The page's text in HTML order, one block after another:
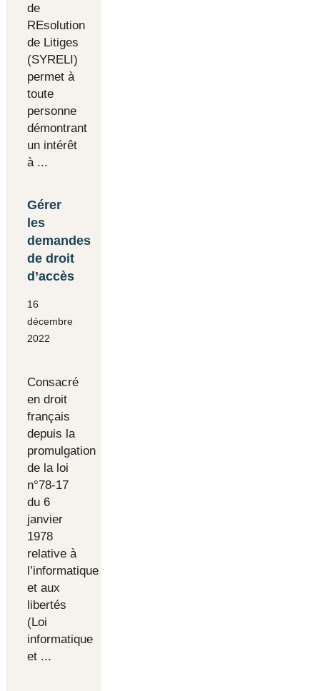
de
REsolution
de Litiges
(SYRELI)
permet à
toute
personne
démontrant
un intérêt
à ...
Gérer
les
demandes
de droit
d’accès
16
décembre
2022
Consacré
en droit
français
depuis la
promulgation
de la loi
n°78-17
du 6
janvier
1978
relative à
l’informatique
et aux
libertés
(Loi
informatique
et ...